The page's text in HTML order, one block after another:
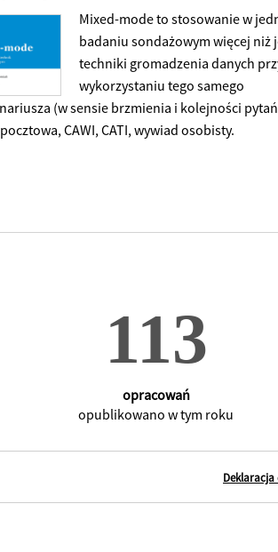
Mixed-mode to stosowanie w
badaniu sondażowym więcej niż
techniki gromadzenia danych
wykorzystaniu tego samego
(w sensie brzmienia i kolejności
CAWI, CATI, wywiad osobisty.
opracowań
opublikowano w tym roku
Deklaracja